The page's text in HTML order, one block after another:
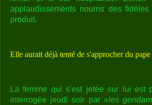
applaudissements nourris des
produit.
Elle aurait déjà tenté de s'approcher du
La femme qui s'est jetée sur lui est
interrogée jeudi soir par «les